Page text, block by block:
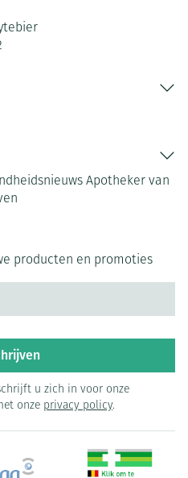
Apotheker van
producten en promoties
u zich in voor onze
onze privacy policy.